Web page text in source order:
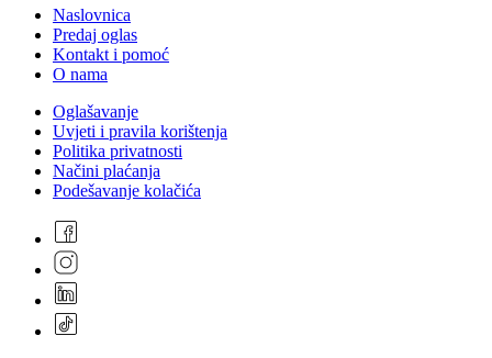
Naslovnica
Predaj oglas
Kontakt i pomoć
O nama
Oglašavanje
Uvjeti i pravila korištenja
Politika privatnosti
Načini plaćanja
Podešavanje kolačića